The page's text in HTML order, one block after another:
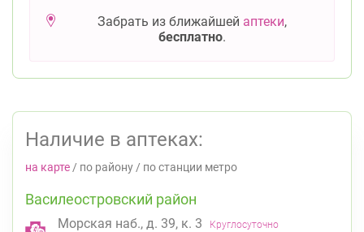
Забрать из ближайшей аптеки,
бесплатно.
Наличие в аптеках:
на карте / по району / по станции метро
Василеостровский район
Морская наб., д. 39, к. 3 Круглосуточно